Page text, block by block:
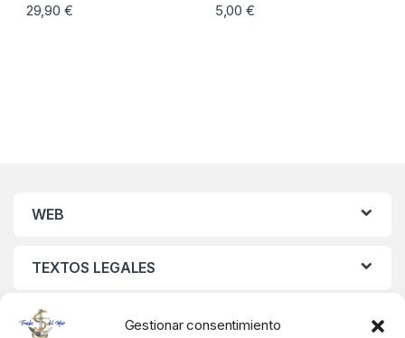
Gestionar consentimiento
29,90 € 5,00€
WEB
TEXTOS LEGALES
MIS DATOS